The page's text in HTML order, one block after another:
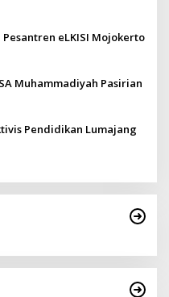
eLKISI Mojokerto
Muhammadiyah Pasirian
Pendidikan Lumajang